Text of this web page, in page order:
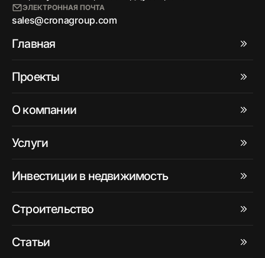
ЭЛЕКТРОННАЯ ПОЧТА
sales@cronagroup.com
Главная
Проекты
О компании
Услуги
Инвестиции в недвижимость
Строительство
Статьи